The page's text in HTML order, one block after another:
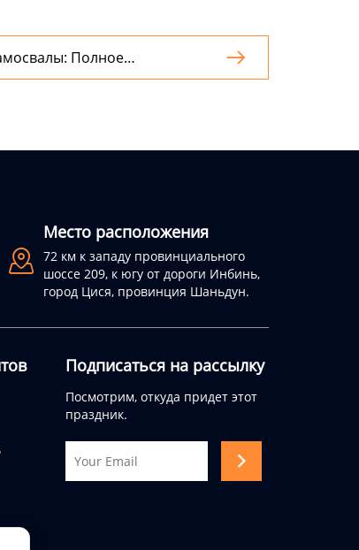
Полное


Место расположения
72 км к западу провинциального
шоссе 209, к югу от дороги Инбинь,
город Цися, провинция Шаньдун.
Подписаться на рассылку
Посмотрим, откуда придет этот
праздник.
